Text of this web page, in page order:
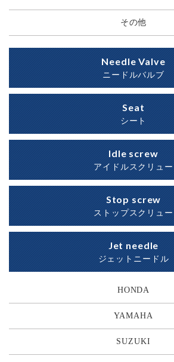
その他
Needle Valve
ニードルバルブ
Seat
シート
Idle screw
アイドルスクリュー
Stop screw
ストップスクリュー
Jet needle
ジェットニードル
HONDA
YAMAHA
SUZUKI